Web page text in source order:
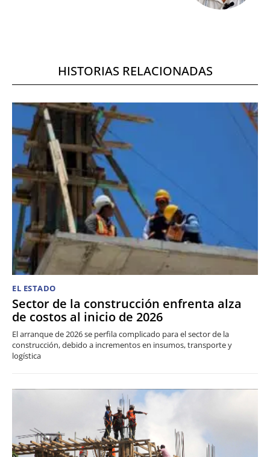
HISTORIAS RELACIONADAS
EL ESTADO
Sector de la construcción enfrenta alza
de costos al inicio de 2026
El arranque de 2026 se perfila complicado para el sector de la
construcción, debido a incrementos en insumos, transporte y
logística